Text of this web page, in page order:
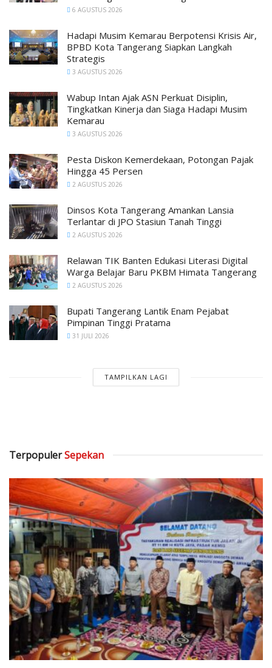
6 AGUSTUS 2026
Hadapi Musim Kemarau Berpotensi Krisis Air,
BPBD Kota Tangerang Siapkan Langkah
Strategis
3 AGUSTUS 2026
Wabup Intan Ajak ASN Perkuat Disiplin,
Tingkatkan Kinerja dan Siaga Hadapi Musim
Kemarau
3 AGUSTUS 2026
Pesta Diskon Kemerdekaan, Potongan Pajak
Hingga 45 Persen
2 AGUSTUS 2026
Dinsos Kota Tangerang Amankan Lansia
Terlantar di JPO Stasiun Tanah Tinggi
2 AGUSTUS 2026
Relawan TIK Banten Edukasi Literasi Digital
Warga Belajar Baru PKBM Himata Tangerang
2 AGUSTUS 2026
Bupati Tangerang Lantik Enam Pejabat
Pimpinan Tinggi Pratama
31 JULI 2026
TAMPILKAN LAGI
TerpopulerSepekan